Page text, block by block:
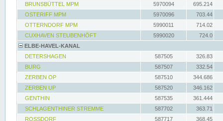
BRUNSBÜTTEL MPM
5970094
695.214
OSTERIFF MPM
5970096
703.44
OTTERNDORF MPM
5990011
714.02
CUXHAVEN STEUBENHÖFT
5990020
724.0
ELBE-HAVEL-KANAL
DETERSHAGEN
587505
326.83
BURG
587507
332.54
ZERBEN OP
587510
344.686
ZERBEN UP
587520
346.162
GENTHIN
587535
361.444
SCHLAGENTHINER STREMME
587702
363.71
ROSSDORF
587717 368.45